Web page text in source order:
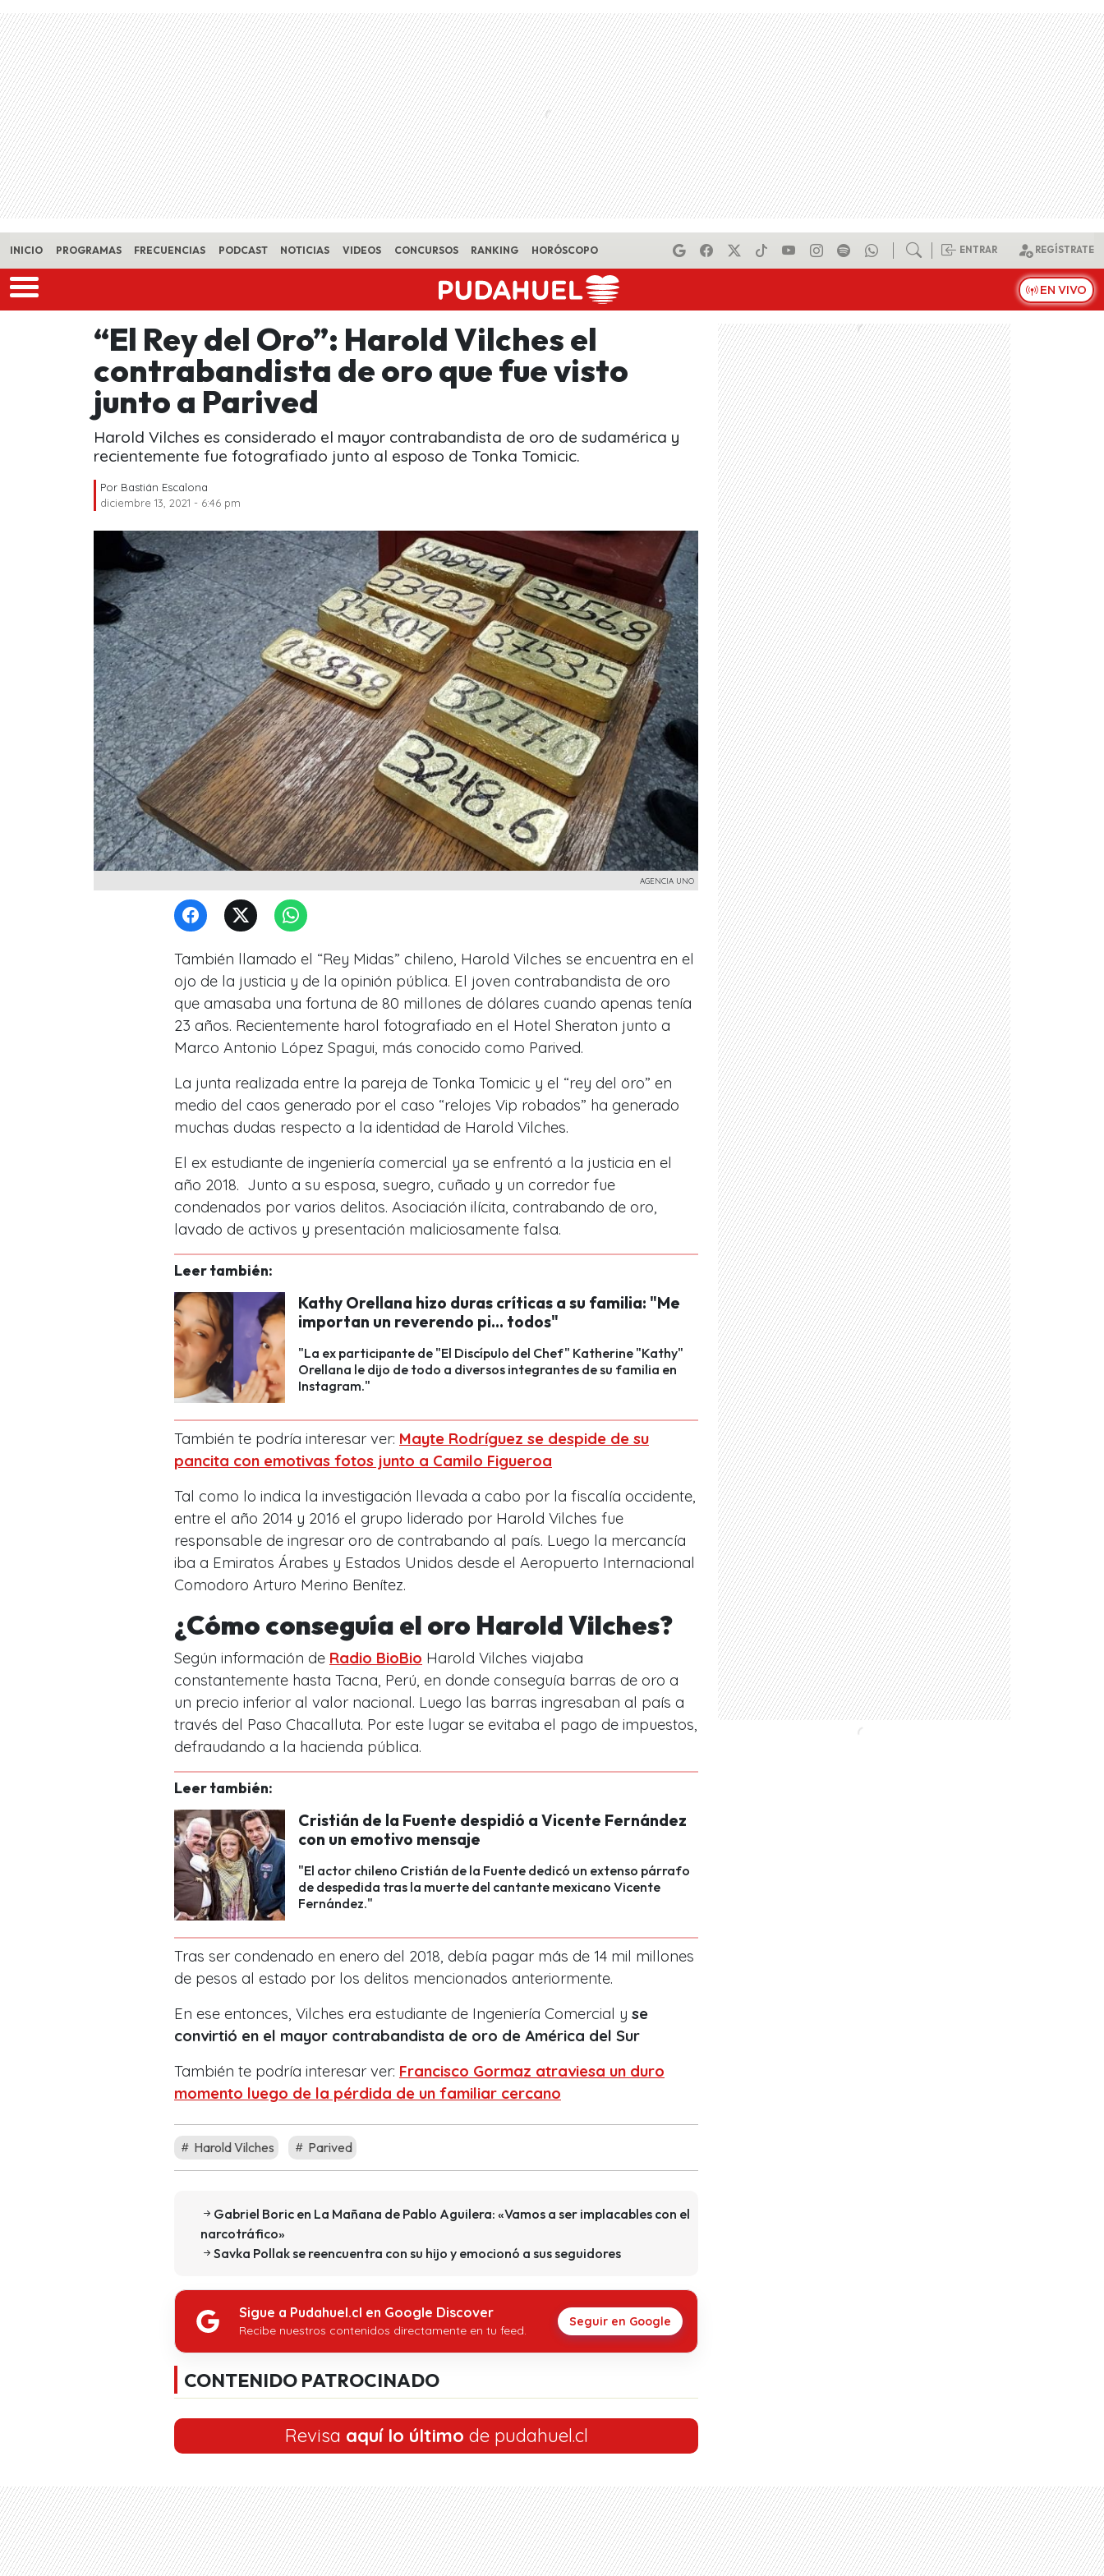
Skip to main content
INICIO PROGRAMAS FRECUENCIAS PODCAST NOTICIAS VIDEOS CONCURSOS RANKING HORÓSCOPO ENTRAR REGÍSTRATE
EN VIVO
“El Rey del Oro”: Harold Vilches el
contrabandista de oro que fue visto
junto a Parived
Harold Vilches es considerado el mayor contrabandista de oro de sudamérica y
recientemente fue fotografiado junto al esposo de Tonka Tomicic.
Por Bastián Escalona
diciembre 13, 2021 - 6:46 pm
AGENCIA UNO
También llamado el “Rey Midas” chileno, Harold Vilches se encuentra en el
ojo de la justicia y de la opinión pública. El joven contrabandista de oro
que amasaba una fortuna de 80 millones de dólares cuando apenas tenía
23 años. Recientemente harol fotografiado en el Hotel Sheraton junto a
Marco Antonio López Spagui, más conocido como Parived.
La junta realizada entre la pareja de Tonka Tomicic y el “rey del oro” en
medio del caos generado por el caso “relojes Vip robados” ha generado
muchas dudas respecto a la identidad de Harold Vilches.
El ex estudiante de ingeniería comercial ya se enfrentó a la justicia en el
año 2018. Junto a su esposa, suegro, cuñado y un corredor fue
condenados por varios delitos. Asociación ilícita, contrabando de oro,
lavado de activos y presentación maliciosamente falsa.
Leer también:
Kathy Orellana hizo duras críticas a su familia: "Me
importan un reverendo pi... todos"
"La ex participante de "El Discípulo del Chef" Katherine "Kathy"
Orellana le dijo de todo a diversos integrantes de su familia en
Instagram."
También te podría interesar ver: Mayte Rodríguez se despide de su
pancita con emotivas fotos junto a Camilo Figueroa
Tal como lo indica la investigación llevada a cabo por la fiscalía occidente,
entre el año 2014 y 2016 el grupo liderado por Harold Vilches fue
responsable de ingresar oro de contrabando al país. Luego la mercancía
iba a Emiratos Árabes y Estados Unidos desde el Aeropuerto Internacional
Comodoro Arturo Merino Benítez.
¿Cómo conseguía el oro Harold Vilches?
Según información de Radio BioBio Harold Vilches viajaba
constantemente hasta Tacna, Perú, en donde conseguía barras de oro a
un precio inferior al valor nacional. Luego las barras ingresaban al país a
través del Paso Chacalluta. Por este lugar se evitaba el pago de impuestos,
defraudando a la hacienda pública.
Leer también:
Cristián de la Fuente despidió a Vicente Fernández
con un emotivo mensaje
"El actor chileno Cristián de la Fuente dedicó un extenso párrafo
de despedida tras la muerte del cantante mexicano Vicente
Fernández."
Tras ser condenado en enero del 2018, debía pagar más de 14 mil millones
de pesos al estado por los delitos mencionados anteriormente.
En ese entonces, Vilches era estudiante de Ingeniería Comercial y se
convirtió en el mayor contrabandista de oro de América del Sur
También te podría interesar ver: Francisco Gormaz atraviesa un duro
momento luego de la pérdida de un familiar cercano
Harold Vilches Parived
Gabriel Boric en La Mañana de Pablo Aguilera: «Vamos a ser implacables con el
narcotráfico»
Savka Pollak se reencuentra con su hijo y emocionó a sus seguidores
Sigue a Pudahuel.cl en Google Discover
Recibe nuestros contenidos directamente en tu feed.
Seguir en Google
CONTENIDO PATROCINADO
Revisa aquí lo último de pudahuel.cl